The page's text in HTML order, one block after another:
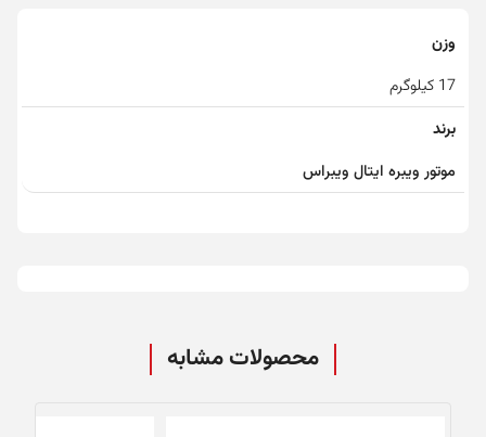
وزن
17 کیلوگرم
برند
موتور ویبره ایتال ویبراس
محصولات مشابه